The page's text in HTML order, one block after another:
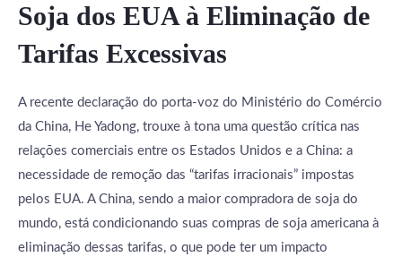
Soja dos EUA à Eliminação de
Tarifas Excessivas
A recente declaração do porta-voz do Ministério do Comércio
da China, He Yadong, trouxe à tona uma questão crítica nas
relações comerciais entre os Estados Unidos e a China: a
necessidade de remoção das “tarifas irracionais” impostas
pelos EUA. A China, sendo a maior compradora de soja do
mundo, está condicionando suas compras de soja americana à
eliminação dessas tarifas, o que pode ter um impacto